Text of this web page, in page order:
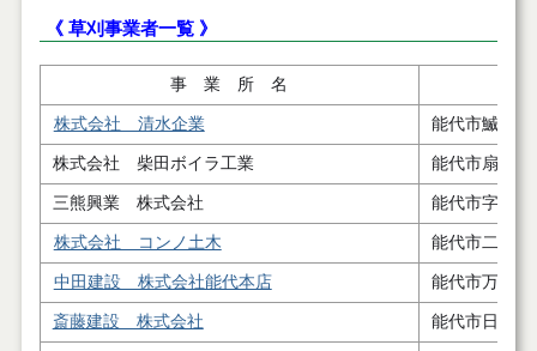
《 草刈事業者一覧 》
事 業 所 名
株式会社 清水企業 能代市鰄渕字
株式会社 柴田ボイラ工業 能代市扇田字
三熊興業 株式会社 能代市字後谷
株式会社 コンノ土木 能代市二ツ井
中田建設 株式会社能代本店 能代市万町４
斎藤建設 株式会社 能代市日吉町